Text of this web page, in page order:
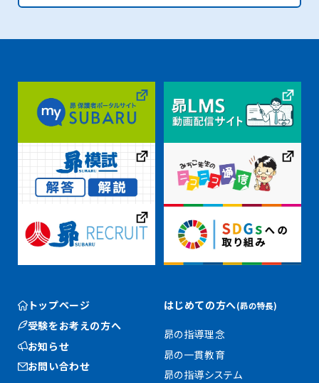
トップページ
受験をお考えの方へ
お知らせ
お問い合わせ
はじめての方へ(昴の特長)
昴の指導理念
昴の一貫教育
昴の指導システム